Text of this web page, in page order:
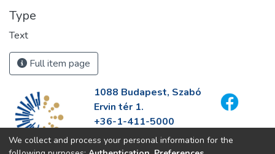
Type
Text
Full item page
1088 Budapest, Szabó
Ervin tér 1.
+36-1-411-5000
info@fszek.hu
https://fszek.hu
We collect and process your personal information for the